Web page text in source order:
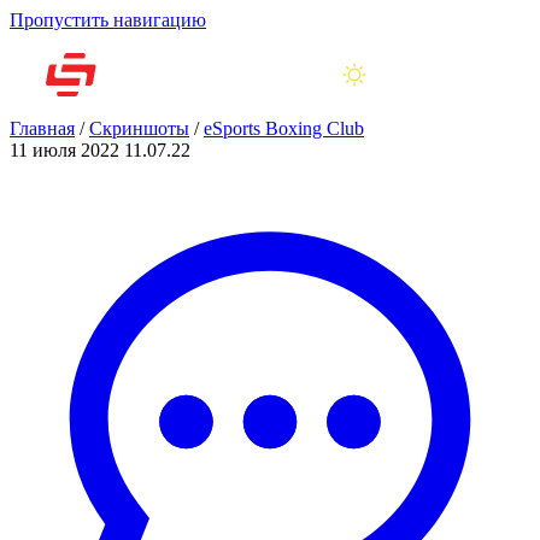
Пропустить навигацию
Главная /Скриншоты /eSports Boxing Club
11 июля 2022 11.07.22